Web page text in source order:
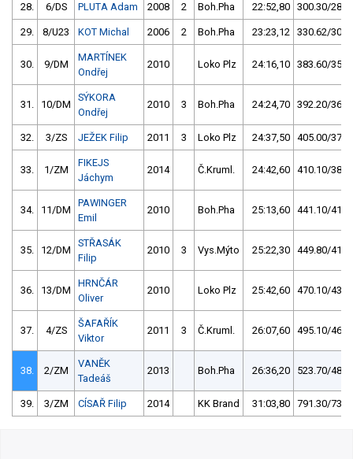
28. 6/DS PLUTA Adam 2008 2 Boh.Pha 22:52,80 300.30/28,0
29. 8/U23 KOT Michal 2006 2 Boh.Pha 23:23,12 330.62/30,8
30. 9/DM
MARTÍNEK
Ondřej
2010 Loko Plz 24:16,10 383.60/35,8
31. 10/DM
SÝKORA
Ondřej
2010 3 Boh.Pha 24:24,70 392.20/36,6
32. 3/ZS JEŽEK Filip 2011 3 Loko Plz 24:37,50 405.00/37,8
33. 1/ZM
FIKEJS
Jáchym
2014 Č.Kruml. 24:42,60 410.10/38,2
34. 11/DM
PAWINGER
Emil
2010 Boh.Pha 25:13,60 441.10/41,1
35. 12/DM
STŘASÁK
Filip
2010 3 Vys.Mýto 25:22,30 449.80/41,9
36. 13/DM
HRNČÁR
Oliver
2010 Loko Plz 25:42,60 470.10/43,8
37. 4/ZS
ŠAFAŘÍK
Viktor
2011 3 Č.Kruml. 26:07,60 495.10/46,2
38. 2/ZM
VANĚK
Tadeáš
2013 Boh.Pha 26:36,20 523.70/48,8
39. 3/ZM CÍSAŘ Filip 2014 KK Brand 31:03,80 791.30/73,8